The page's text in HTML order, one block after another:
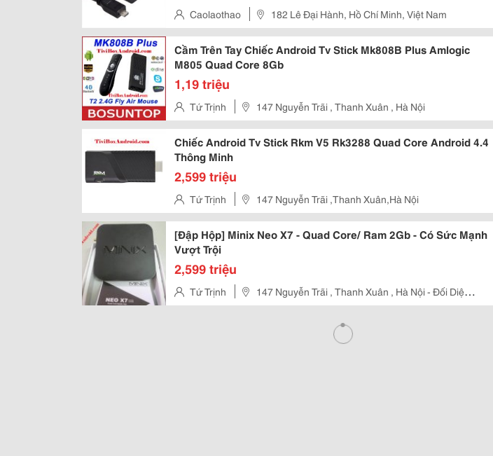
Caolaothao 182 Lê Đại Hành, Hồ Chí Minh, Việt Nam
Cầm Trên Tay Chiếc Android Tv Stick Mk808B Plus Amlogic
M805 Quad Core 8Gb
1,19 triệu
Tứ Trịnh 147 Nguyễn Trãi , Thanh Xuân , Hà Nội
Chiếc Android Tv Stick Rkm V5 Rk3288 Quad Core Android 4.4
Thông Minh
2,599 triệu
Tứ Trịnh 147 Nguyễn Trãi ,Thanh Xuân,Hà Nội
[Đập Hộp] Minix Neo X7 - Quad Core/ Ram 2Gb - Có Sức Mạnh
Vượt Trội
2,599 triệu
Tứ Trịnh
147 Nguyễn Trãi , Thanh Xuân , Hà Nội - Đối Diện
Royal City